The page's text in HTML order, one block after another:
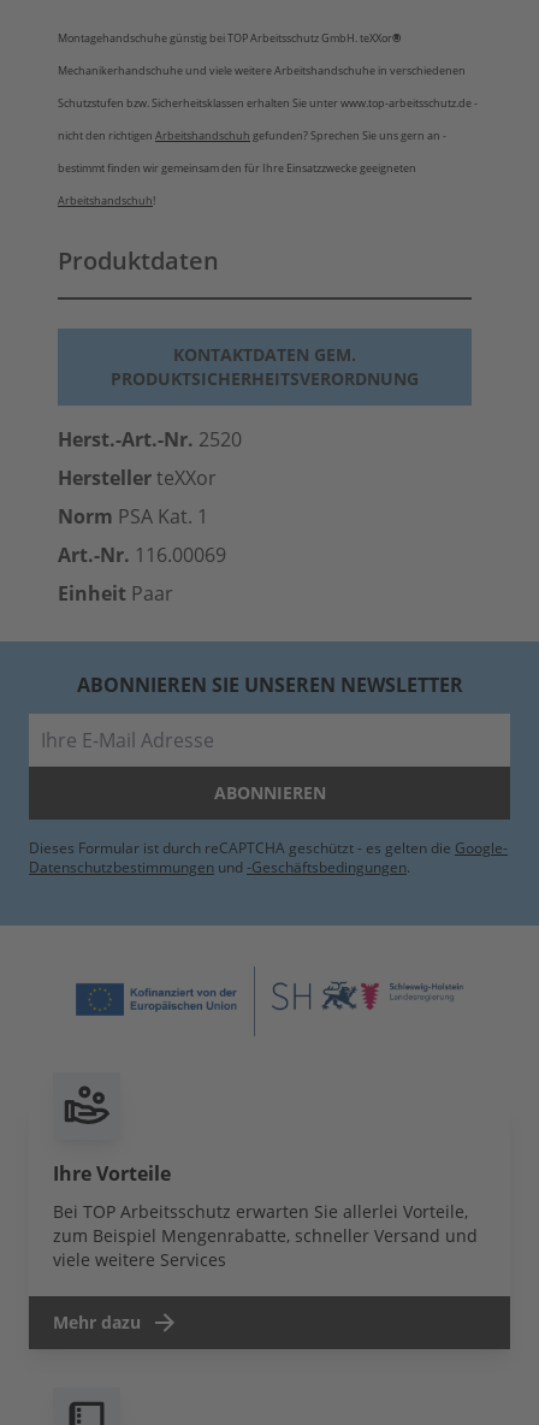
Montagehandschuhe günstig bei TOP Arbeitsschutz GmbH. teXXor®
Mechanikerhandschuhe und viele weitere Arbeitshandschuhe in verschiedenen
Schutzstufen bzw. Sicherheitsklassen erhalten Sie unter www.top-arbeitsschutz.de -
nicht den richtigen Arbeitshandschuh gefunden? Sprechen Sie uns gern an -
bestimmt finden wir gemeinsam den für Ihre Einsatzzwecke geeigneten
Arbeitshandschuh!
Produktdaten
KONTAKTDATEN GEM.
PRODUKTSICHERHEITSVERORDNUNG
Herst.-Art.-Nr. 2520
HerstellerteXXor
Norm PSA Kat. 1
Art.-Nr. 116.00069
Einheit Paar
ABONNIEREN SIE UNSEREN NEWSLETTER
ABONNIEREN
Dieses Formular ist durch reCAPTCHA geschützt - es gelten die Google-
Datenschutzbestimmungen und -Geschäftsbedingungen.
Ihre Vorteile
Bei TOP Arbeitsschutz erwarten Sie allerlei Vorteile,
zum Beispiel Mengenrabatte, schneller Versand und
viele weitere Services
Mehr dazu